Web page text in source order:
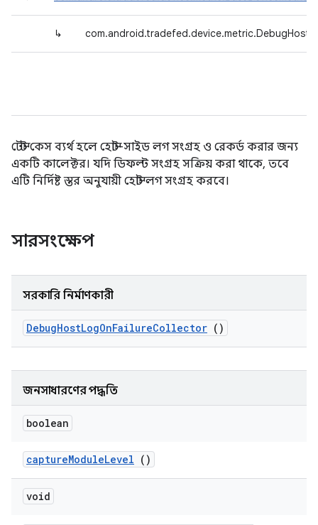
↳
টেস্ট কেস ব্যর্থ হলে হোস্ট-সাইড লগ সংগ্রহ ও রেকর্ড করার জন্য
একটি কালেক্টর। যদি ডিফল্ট সংগ্রহ সক্রিয় করা থাকে, তবে
এটি নির্দিষ্ট স্তর অনুযায়ী হোস্ট লগ সংগ্রহ করবে।
সারসংক্ষেপ
সরকারি নির্মাণকারী
DebugHostLogOnFailureCollector ()
জনসাধারণের পদ্ধতি
boolean
captureModuleLevel ()
void